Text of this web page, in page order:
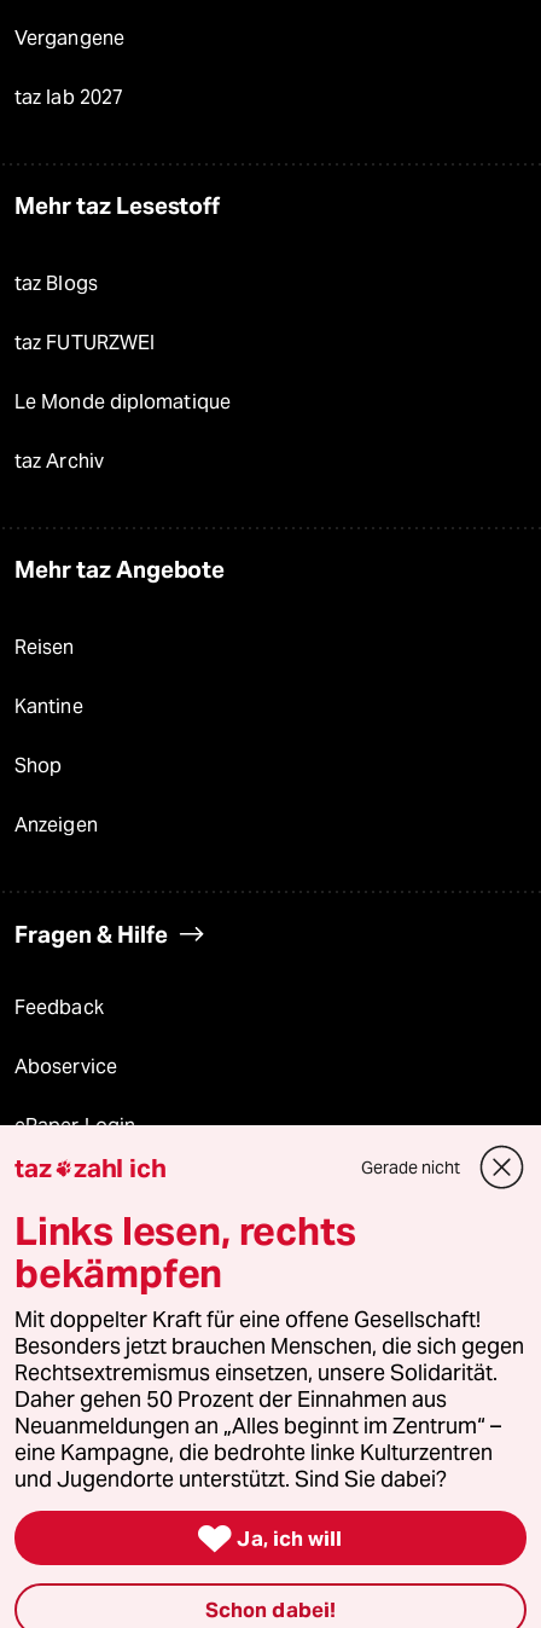
Vergangene
taz lab 2027
Mehr taz Lesestoff
taz Blogs
taz FUTURZWEI
Le Monde diplomatique
taz Archiv
Mehr taz Angebote
Reisen
Kantine
Shop
Anzeigen
Fragen & Hilfe
Feedback
Aboservice
ePaper Login
Downloads für Abonnierende
© 2026 taz Verlags und Vertriebs GmbH
Alle Rechte vorbehalten. Bei rechtlichen Fragen oder für Genehmigungen
wenden Sie sich bitte an lizenzen@taz.de
Feedback Redaktionsstatut Kommune-Richtlinien
Leitlinie Informant Datenschutz Impressum AGB
Seitenwende Einwilligungen widerrufen (Ads)
taz zahl ich Gerade nicht
Links lesen, rechts
bekämpfen
Mit doppelter Kraft für eine offene Gesellschaft!
Besonders jetzt brauchen Menschen, die sich gegen
Rechtsextremismus einsetzen, unsere Solidarität.
Daher gehen 50 Prozent der Einnahmen aus
Neuanmeldungen an „Alles beginnt im Zentrum“ –
eine Kampagne, die bedrohte linke Kulturzentren
und Jugendorte unterstützt. Sind Sie dabei?
 Ja, ich will
Schon dabei!